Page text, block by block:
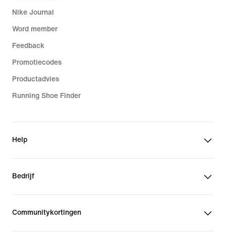
Nike Journal
Word member
Feedback
Promotiecodes
Productadvies
Running Shoe Finder
Help
Bedrijf
Communitykortingen